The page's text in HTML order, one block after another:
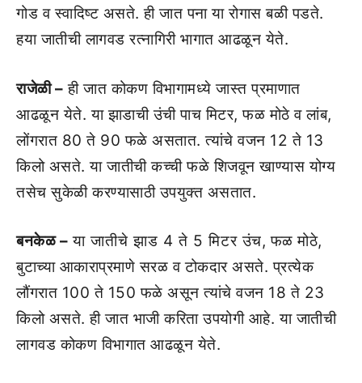
गोड व स्‍वादिष्‍ट असते. ही जात पना या रोगास बळी पडते.
हया जातीची लागवड रत्‍नागिरी भागात आढळून येते.
राजेळी – ही जात कोकण विभागामध्‍ये जास्‍त प्रमाणात
आढळून येते. या झाडाची उंची पाच मिटर, फळ मोठे व लांब,
लोंगरात 80 ते 90 फळे असतात. त्‍यांचे वजन 12 ते 13
किलो असते. या जातीची कच्‍ची फळे शिजवून खाण्‍यास योग्‍य
तसेच सुकेळी करण्‍यासाठी उपयुक्‍त असतात.
बनकेळ – या जातीचे झाड 4 ते 5 मिटर उंच, फळ मोठे,
बुटाच्‍या आकाराप्रमाणे सरळ व टोकदार असते. प्रत्‍येक
लौंगरात 100 ते 150 फळे असून त्‍यांचे वजन 18 ते 23
किलो असते. ही जात भाजी करिता उपयोगी आहे. या जातीची
लागवड कोकण विभागात आढळून येते.